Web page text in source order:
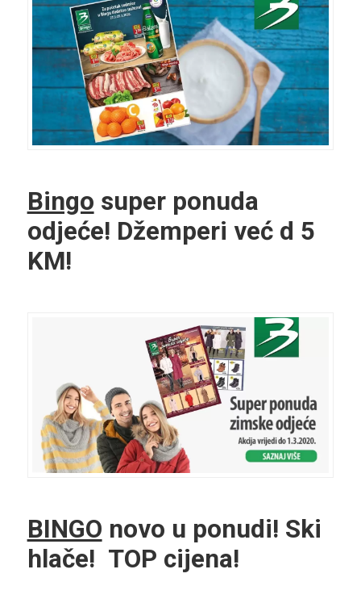
Bingo super ponuda
odjeće! Džemperi već d 5
KM!
BINGO novo u ponudi! Ski
hlače! TOP cijena!